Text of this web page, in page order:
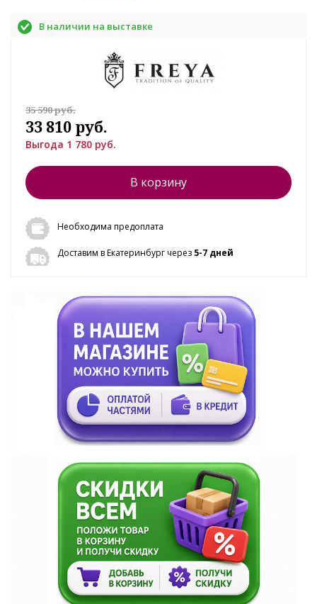
В наличии на выставке
35 590 руб.
33 810 руб.
Выгода 1 780 руб.
В корзину
Необходима предоплата
Доставим в Екатеринбург через 5-7 дней